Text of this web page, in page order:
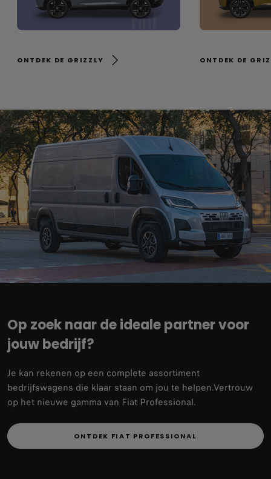
ONTDEK DE GRIZZLY ONTDEK DE
Op zoek naar de ideale partner voor
jouw bedrijf?​
Je kan rekenen op een complete assortiment
bedrijfswagens die klaar staan om jou te helpen.​Vertrouw
op het nieuwe gamma van Fiat Professional.​
ONTDEK FIAT PROFESSIONAL